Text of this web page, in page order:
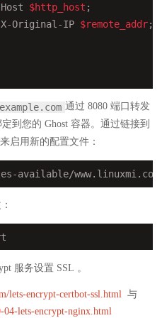
Host $http_host ;
X-Original-IP $remote_addr;
通过 8080 端口转发
定到您的 Ghost 容器。通过链接到
启用新的配置文件：
available/
服务设置 SSL 。
lets-encrypt-certbot-ssl.html与
lets-encrypt-nginx.html